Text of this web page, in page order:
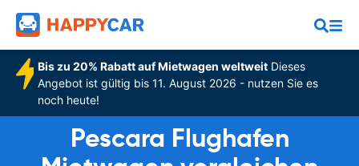
Bis zu 20% Rabatt auf Mietwagen weltweitDieses
Angebot ist gültig bis 11. August 2026 - nutzen Sie es
noch heute!
Pescara Flughafen